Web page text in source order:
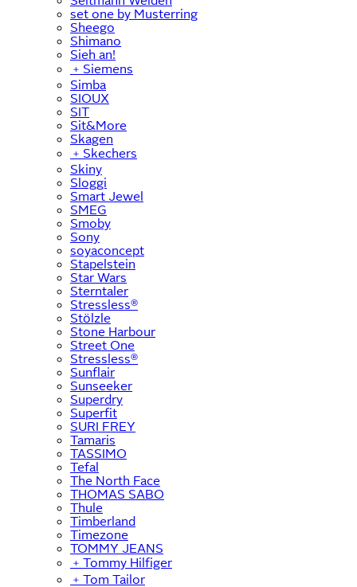
set one by Musterring
Sheego
Shimano
Sieh an!
﹢ Siemens
Simba
SIOUX
SIT
Sit&More
Skagen
﹢ Skechers
Skiny
Sloggi
Smart Jewel
SMEG
Smoby
Sony
soyaconcept
Stapelstein
Star Wars
Sterntaler
Stressless®
Stölzle
Stone Harbour
Street One
Stressless®
Sunflair
Sunseeker
Superdry
Superfit
SURI FREY
Tamaris
TASSIMO
Tefal
The North Face
THOMAS SABO
Thule
Timberland
Timezone
TOMMY JEANS
﹢ Tommy Hilfiger
﹢ Tom Tailor